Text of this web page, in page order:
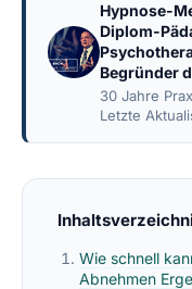
Hypnose-
Diplom-
Begründer
30 Jahre
Letzte
Wie schnell
Abnehmen